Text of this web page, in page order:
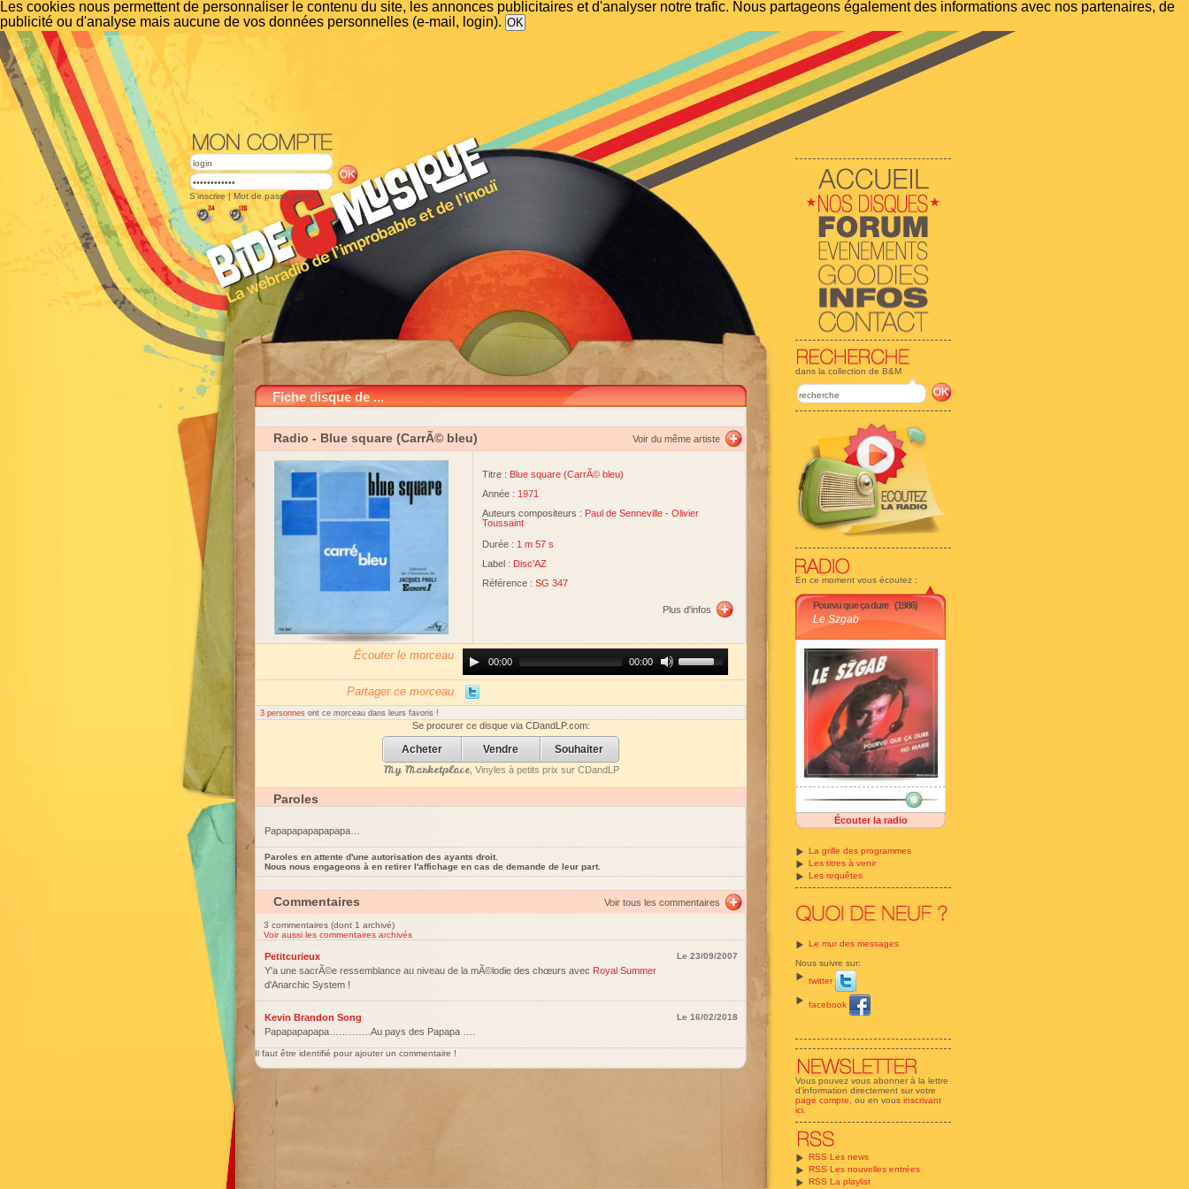
Les cookies nous permettent de personnaliser le contenu du site, les annonces publicitaires et d'analyser notre trafic. Nous partageons également des informations avec nos partenaires, de
publicité ou d'analyse mais aucune de vos données personnelles (e-mail, login).
dans la collection de B&M
En ce moment vous écoutez :
Pourvu que ça dure (1986)
Le Szgab
Écouter la radio
La grille des programmes
Les titres à venir
Les requêtes
Le mur des messages
Nous suivre sur:
twitter
facebook
Vous pouvez vous abonner à la lettre
d'information directement sur votre
page compte , ou en vous inscrivant
ici
RSS Les news
RSS Les nouvelles entrées
RSS La playlist
S'inscrire | Mot de passe perdu
Fiche disque de ...
Radio - Blue square (CarrÃ© bleu) Voir du même artiste
Titre : Blue square (CarrÃ© bleu)
Année : 1971
Auteurs compositeurs : Paul de Senneville - Olivier
Toussaint
Durée : 1 m 57 s
Label : Disc'AZ
Référence : SG 347
Plus d'infos
Écouter le morceau
Player00:00 00:00
Up/Down
Arrow
increase
or
Partager ce morceau
3 personnes ont ce morceau dans leurs favoris !
Se procurer ce disque via CDandLP.com:
Acheter Vendre Souhaiter
My Marketplace, Vinyles à petits prix sur CDandLP
Paroles
Papapapapapapapa…
Paroles en attente d'une autorisation des ayants droit.
Nous nous engageons à en retirer l'affichage en cas de demande de leur part.
Commentaires Voir tous les commentaires
3 commentaires (dont 1 archivé)
Voir aussi les commentaires archivés
Petitcurieux Le 23/09/2007
Y'a une sacrÃ©e ressemblance au niveau de la mÃ©lodie des chœurs avec Royal Summer
d'Anarchic System !
Kevin Brandon Song Le 16/02/2018
Papapapapapa………….Au pays des Papapa ….
Il faut être identifié pour ajouter un commentaire !